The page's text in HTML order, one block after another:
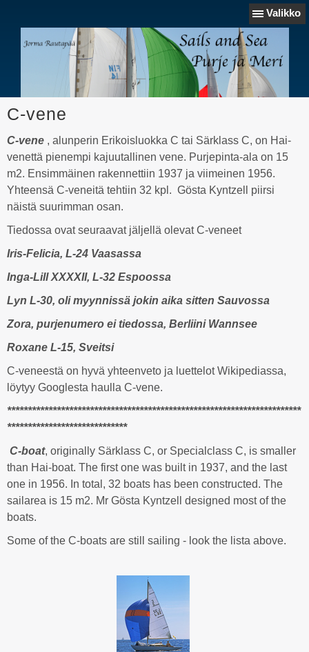
Valikko
C-vene
C-vene , alunperin Erikoisluokka C tai Särklass C, on Hai-
venettä pienempi kajuutallinen vene. Purjepinta-ala on 15
m2. Ensimmäinen rakennettiin 1937 ja viimeinen 1956.
Yhteensä C-veneitä tehtiin 32 kpl. Gösta Kyntzell piirsi
näistä suurimman osan.
Tiedossa ovat seuraavat jäljellä olevat C-veneet
Iris-Felicia, L-24 Vaasassa
Inga-Lill XXXXII, L-32 Espoossa
Lyn L-30, oli myynnissä jokin aika sitten Sauvossa
Zora, purjenumero ei tiedossa, Berliini Wannsee
Roxane L-15, Sveitsi
C-veneestä on hyvä yhteenveto ja luettelot Wikipediassa,
löytyy Googlesta haulla C-vene.
***********************************************************************
*****************************
C-boat, originally Särklass C, or Specialclass C, is smaller
than Hai-boat. The first one was built in 1937, and the last
one in 1956. In total, 32 boats has been constructed. The
sailarea is 15 m2. Mr Gösta Kyntzell designed most of the
boats.
Some of the C-boats are still sailing - look the lista above.